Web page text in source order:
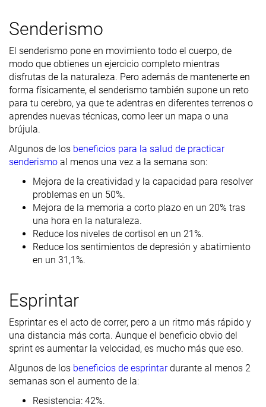
Senderismo
El senderismo pone en movimiento todo el cuerpo, de
modo que obtienes un ejercicio completo mientras
disfrutas de la naturaleza. Pero además de mantenerte en
forma físicamente, el senderismo también supone un reto
para tu cerebro, ya que te adentras en diferentes terrenos o
aprendes nuevas técnicas, como leer un mapa o una
brújula.
Algunos de los beneficios para la salud de practicar
senderismo al menos una vez a la semana son:
Mejora de la creatividad y la capacidad para resolver
problemas en un 50%.
Mejora de la memoria a corto plazo en un 20% tras
una hora en la naturaleza.
Reduce los niveles de cortisol en un 21%.
Reduce los sentimientos de depresión y abatimiento
en un 31,1%.
Esprintar
Esprintar es el acto de correr, pero a un ritmo más rápido y
una distancia más corta. Aunque el beneficio obvio del
sprint es aumentar la velocidad, es mucho más que eso.
Algunos de los beneficios de esprintardurante al menos 2
semanas son el aumento de la:
Resistencia: 42%.